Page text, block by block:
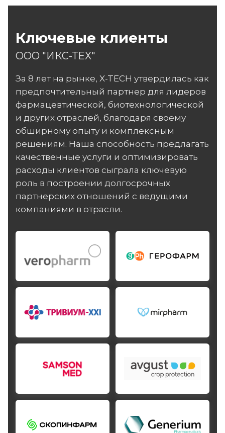
Ключевые клиенты
ООО "ИКС-ТЕХ"
За 8 лет на рынке, X-TECH утвердилась как
предпочтительный партнер для лидеров
фармацевтической, биотехнологической
и других отраслей, благодаря своему
обширному опыту и комплексным
решениям. Наша способность предлагать
качественные услуги и оптимизировать
расходы клиентов сыграла ключевую
роль в построении долгосрочных
партнерских отношений с ведущими
компаниями в отрасли.